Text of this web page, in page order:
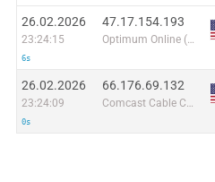
26.02.2026
23:24:15
6s
47.17.154.193
Optimum Online (Cablevision Systems)
26.02.2026
23:24:09
0s
66.176.69.132
Comcast Cable Communications